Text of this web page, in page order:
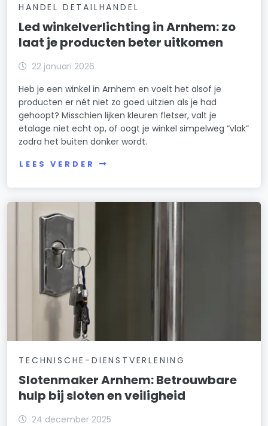
HANDEL DETAILHANDEL
Led winkelverlichting in Arnhem: zo
laat je producten beter uitkomen
22 januari 2026
Heb je een winkel in Arnhem en voelt het alsof je
producten er nét niet zo goed uitzien als je had
gehoopt? Misschien lijken kleuren fletser, valt je
etalage niet echt op, of oogt je winkel simpelweg “vlak”
zodra het buiten donker wordt.
LEES VERDER
TECHNISCHE-DIENSTVERLENING
Slotenmaker Arnhem: Betrouwbare
hulp bij sloten en veiligheid
24 december 2025